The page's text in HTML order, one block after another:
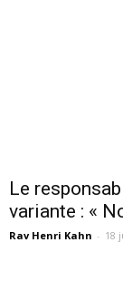
Le
variante : «
Rav Henri Kahn - 18